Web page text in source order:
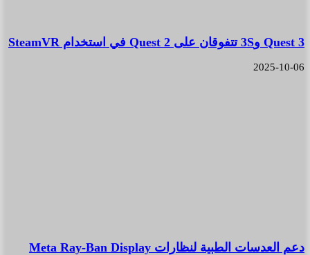
Quest 3 و3S تتفوقان على Quest 2 في استخدام SteamVR
2025-10-06
دعم العدسات الطبية لنظارات Meta Ray-Ban Display